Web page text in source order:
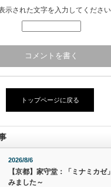
示された文字を入力してください
トップページに戻る
2026/8/6
【京都】家守堂：「ミナミカゼ
みました～